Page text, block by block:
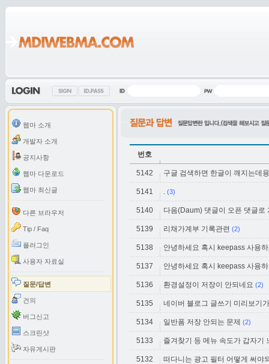
웹마 소개
개발자 소개
공지사항
웹마 다운로드
웹마 최신글
다른 브라우저
Tip / Faq
플러그인
사용자 자료실
질문/답변
건의
버그신고
스크린샷
자유게시판
번호
5142 구글 검색하면 한글이 깨지는데
5141 . (3)
5140 다음(Daum) 댓글이 오픈 댓글로
5139 리채가계부 기록관련 (2)
5138 안녕하세요 혹시 keepass 사용
5137 안녕하세요 혹시 keepass 사용
5136 환경설정이 저장이 안되네요 (2)
5135 네이버 블로그 글쓰기 미리보기
5134 일반폼 저장 안되는 문제 (2)
5133 즐겨찾기 등 메뉴 속도가 갑자기
5132 떠다니는 광고 필터 어떻게 써야